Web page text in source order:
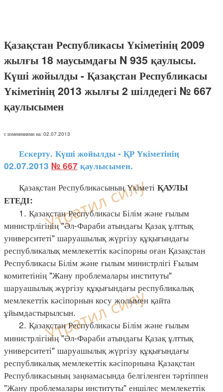
Қазақстан Республикасы Үкіметінің 2009
жылғы 18 маусымдағы N 935 қаулысы.
Күші жойылды - Қазақстан Республикасы
Үкіметінің 2013 жылғы 2 шілдедегі № 667
қаулысымен
с изменениями на: 02.07.2013
Ескерту. Күші жойылды - ҚР Үкіметінің
02.07.2013 № 667 қаулысымен.
Қазақстан Республикасының Үкіметі ҚАУЛЫ
ЕТЕДІ:
1. Қазақстан Республикасы Білім және ғылым
министрлігінің "Әл-Фараби атындағы Қазақ ұлттық
университеті" шаруашылық жүргізу құқығындағы
республикалық мемлекеттік кәсіпорны оған Қазақстан
Республикасы Білім және ғылым министрлігі Ғылым
комитетінің "Жану проблемалары институты"
шаруашылық жүргізу құқығындағы республикалық
мемлекеттік кәсіпорнын косу жолымен қайта
ұйымдастырылсын.
2. Қазақстан Республикасы Білім және ғылым
министрлігінің "Әл-Фараби атындағы Қазақ ұлттық
университеті" шаруашылық жүргізу құқығындағы
республикалық мемлекеттік кәсіпорнына Қазақстан
Республикасының заңнамасында белгіленген тәртіппен
"Жану проблемалары институты" еншілес мемлекеттік